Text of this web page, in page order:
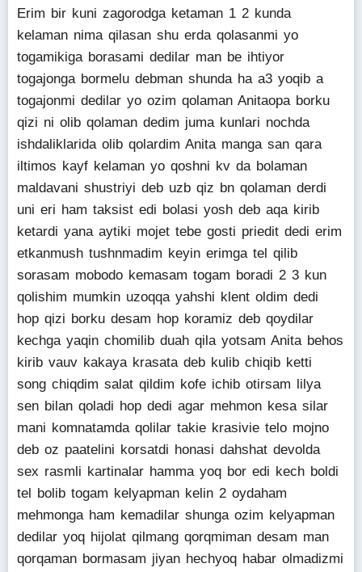
Erim bir kuni zagorodga ketaman 1 2 kunda
kelaman nima qilasan shu erda qolasanmi yo
togamikiga borasami dedilar man be ihtiyor
togajonga bormelu debman shunda ha a3 yoqib a
togajonmi dedilar yo ozim qolaman Anitaopa borku
qizi ni olib qolaman dedim juma kunlari nochda
ishdaliklarida olib qolardim Anita manga san qara
iltimos kayf kelaman yo qoshni kv da bolaman
maldavani shustriyi deb uzb qiz bn qolaman derdi
uni eri ham taksist edi bolasi yosh deb aqa kirib
ketardi yana aytiki mojet tebe gosti priedit dedi erim
etkanmush tushnmadim keyin erimga tel qilib
sorasam mobodo kemasam togam boradi 2 3 kun
qolishim mumkin uzoqqa yahshi klent oldim dedi
hop qizi borku desam hop koramiz deb qoydilar
kechga yaqin chomilib duah qila yotsam Anita behos
kirib vauv kakaya krasata deb kulib chiqib ketti
song chiqdim salat qildim kofe ichib otirsam lilya
sen bilan qoladi hop dedi agar mehmon kesa silar
mani komnatamda qolilar takie krasivie telo mojno
deb oz paatelini korsatdi honasi dahshat devolda
sex rasmli kartinalar hamma yoq bor edi kech boldi
tel bolib togam kelyapman kelin 2 oydaham
mehmonga ham kemadilar shunga ozim kelyapman
dedilar yoq hijolat qilmang qorqmiman desam man
qorqaman bormasam jiyan hechyoq habar olmadizmi